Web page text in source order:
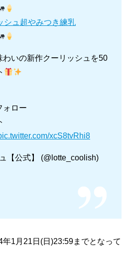
シュ超やみつき練乳
わいの新作クーリッシュを50
ォロー
xcS8tvRhi8
【公式】 (@lotte_coolish)
1月21日(日)23:59までとなって